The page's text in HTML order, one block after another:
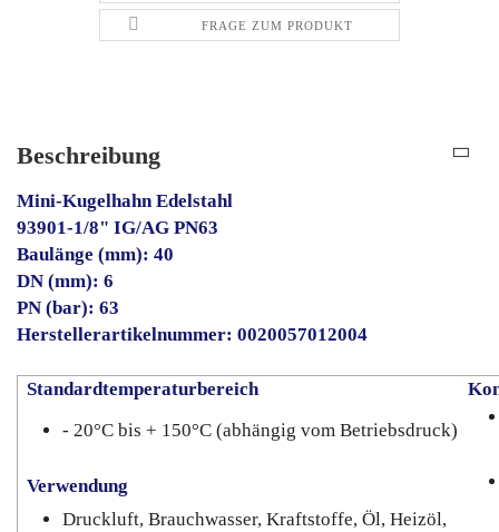
FRAGE ZUM PRODUKT
Beschreibung
Mini-Kugelhahn Edelstahl
93901-1/8" IG/AG PN63
Baulänge (mm): 40
DN (mm): 6
PN (bar): 63
Herstellerartikelnummer: 0020057012004
Standardtemperaturbereich
- 20°C bis + 150°C (abhängig vom Betriebsdruck)
Verwendung
Druckluft, Brauchwasser, Kraftstoffe, Öl, Heizöl,